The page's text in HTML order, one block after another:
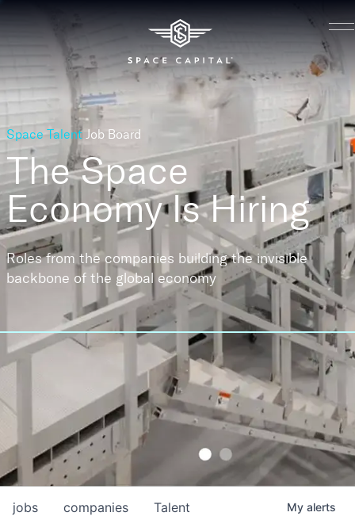
Space Talent Job Board
The Space
EconomyIs Hiring
Roles from the companies building the invisible
backbone of the global economy
jobs companies Talent My alerts